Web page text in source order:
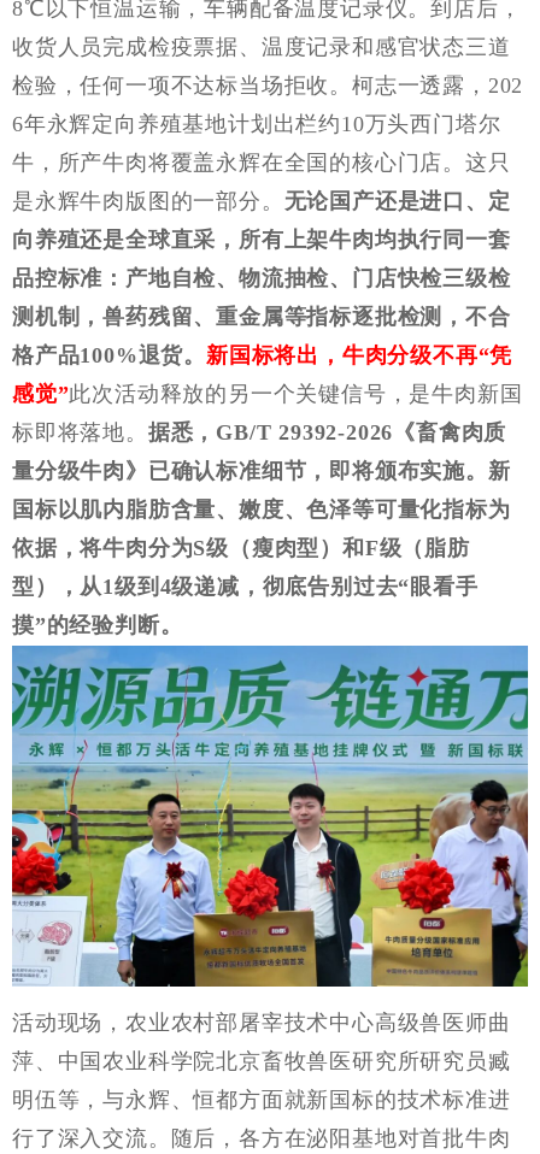
8℃以下恒温运输，车辆配备温度记录仪。到店后，
收货人员完成检疫票据、温度记录和感官状态三道
检验，任何一项不达标当场拒收。柯志一透露，202
6年永辉定向养殖基地计划出栏约10万头西门塔尔
牛，所产牛肉将覆盖永辉在全国的核心门店。这只
是永辉牛肉版图的一部分。 无论国产还是进口、定
向养殖还是全球直采，所有上架牛肉均执行同一套
品控标准：产地自检、物流抽检、门店快检三级检
测机制，兽药残留、重金属等指标逐批检测，不合
格产品100%退货。 新国标将出，牛肉分级不再“凭
感觉”此次活动释放的另一个关键信号，是牛肉新国
标即将落地。 据悉， GB/T 29392-2026《畜禽肉质
量分级牛肉》已确认标准细节，即将颁布实施。新
国标以肌内脂肪含量、嫩度、色泽等可量化指标为
依据，将牛肉分为S级（瘦肉型）和F级（脂肪
型），从1级到4级递减，彻底告别过去“眼看手
摸”的经验判断。
活动现场，农业农村部屠宰技术中心高级兽医师曲
萍、中国农业科学院北京畜牧兽医研究所研究员臧
明伍等，与永辉、恒都方面就新国标的技术标准进
行了深入交流。随后，各方在泌阳基地对首批牛肉